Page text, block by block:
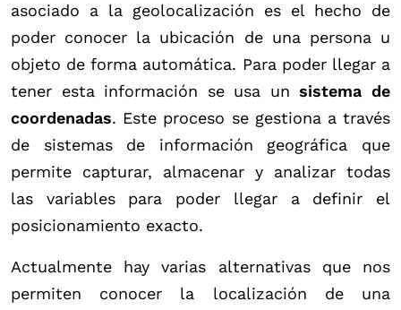
asociado a la geolocalización es el hecho de
poder conocer la ubicación de una persona u
objeto de forma automática. Para poder llegar a
tener esta información se usa unsistema de
coordenadas. Este proceso se gestiona a través
de sistemas de información geográfica que
permite capturar, almacenar y analizar todas
las variables para poder llegar a definir el
posicionamiento exacto.
Actualmente hay varias alternativas que nos
permiten conocer la localización de una